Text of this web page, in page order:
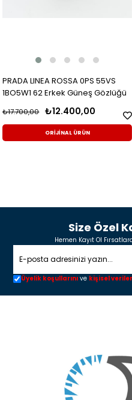
PRADA LINEA ROSSA 0PS 55VS
1BO5W1 62 Erkek Güneş Gözlüğü
₺12.400,00
₺17.700,00
ORİJİNAL ÜRÜN
Size Özel
Hemen Kayıt Ol
Üyelik koşullarını ve kişisel